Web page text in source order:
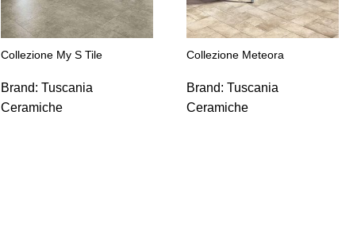
Collezione My S Tile
Brand: Tuscania
Ceramiche
Collezione Meteora
Brand: Tuscania
Ceramiche